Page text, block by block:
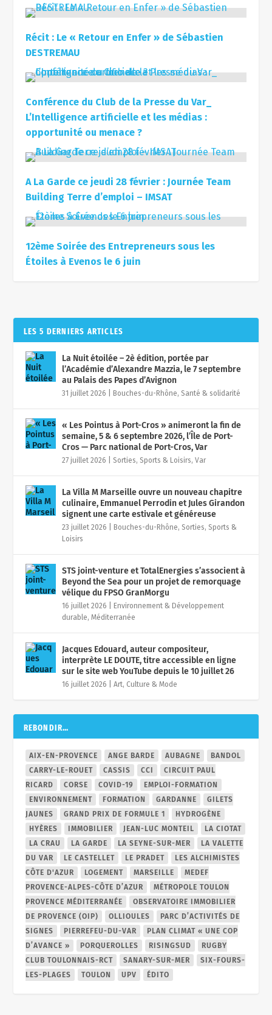
Récit : Le « Retour en Enfer » de Sébastien
DESTREMAU
Conférence du Club de la Presse du Var_
L’Intelligence artificielle et les médias :
opportunité ou menace ?
A La Garde ce jeudi 28 février : Journée Team
Building Terre d’emploi – IMSAT
12ème Soirée des Entrepreneurs sous les
Étoiles à Evenos le 6 juin
LES 5 DERNIERS ARTICLES
La Nuit étoilée – 2è édition, portée par
l’Académie d’Alexandre Mazzia, le 7 septembre
au Palais des Papes d’Avignon
31 juillet 2026 |Bouches-du-Rhône,Santé & solidarité
« Les Pointus à Port-Cros » animeront la fin de
semaine, 5 & 6 septembre 2026, l’Île de Port-
Cros — Parc national de Port-Cros, Var
27 juillet 2026 |Sorties, Sports & Loisirs,Var
La Villa M Marseille ouvre un nouveau chapitre
culinaire, Emmanuel Perrodin et Jules Girandon
signent une carte estivale et généreuse
23 juillet 2026 |Bouches-du-Rhône,Sorties, Sports &
Loisirs
STS joint-venture et TotalEnergies s’associent à
Beyond the Sea pour un projet de remorquage
vélique du FPSO GranMorgu
16 juillet 2026 |Environnement & Développement
durable,Méditerranée
Jacques Edouard, auteur compositeur,
interprète LE DOUTE, titre accessible en ligne
sur le site web YouTube depuis le 10 juillet 26
16 juillet 2026 |Art, Culture & Mode
REBONDIR…
AIX-EN-PROVENCE ANGE BARDE AUBAGNE
BANDOL
CARRY-LE-ROUET
CASSIS CCI
CIRCUIT PAUL
RICARD
CORSE COVID-19
EMPLOI-FORMATION
ENVIRONNEMENT
FORMATION GARDANNE
GILETS
JAUNES
GRAND PRIX DE FORMULE 1
HYDROGÈNE
HYÈRES
IMMOBILIER JEAN-LUC MONTEIL
LA CIOTAT
LA CRAU
LA GARDE LA SEYNE-SUR-MER
LA VALETTE
DU VAR
LE CASTELLET LE PRADET
LES ALCHIMISTES
CÔTE D'AZUR
LOGEMENT MARSEILLE
MEDEF
PROVENCE-ALPES-CÔTE D’AZUR
MÉTROPOLE TOULON
PROVENCE MÉDITERRANÉE
OBSERVATOIRE IMMOBILIER
DE PROVENCE (OIP)
OLLIOULES
PARC D’ACTIVITÉS DE
SIGNES
PIERREFEU-DU-VAR
PLAN CLIMAT « UNE COP
D’AVANCE »
PORQUEROLLES RISINGSUD
RUGBY
CLUB TOULONNAIS-RCT
SANARY-SUR-MER
SIX-FOURS-
LES-PLAGES
TOULON UPV ÉDITO